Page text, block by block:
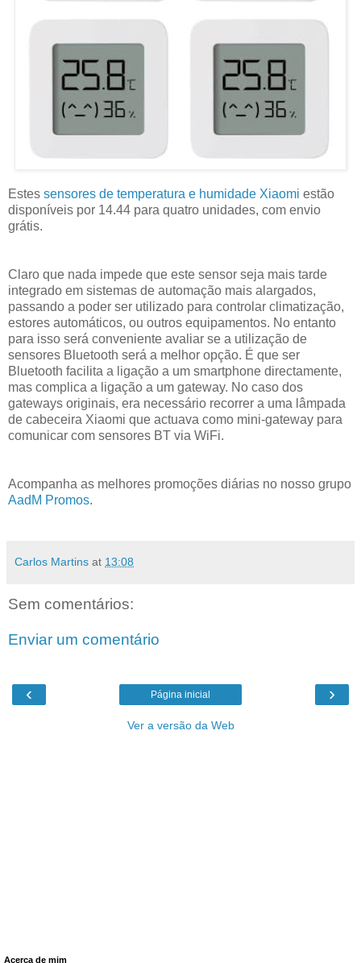
Estes sensores de temperatura e humidade Xiaomi estão
disponíveis por 14.44 para quatro unidades, com envio
grátis.
Claro que nada impede que este sensor seja mais tarde
integrado em sistemas de automação mais alargados,
passando a poder ser utilizado para controlar climatização,
estores automáticos, ou outros equipamentos. No entanto
para isso será conveniente avaliar se a utilização de
sensores Bluetooth será a melhor opção. É que ser
Bluetooth facilita a ligação a um smartphone directamente,
mas complica a ligação a um gateway. No caso dos
gateways originais, era necessário recorrer a uma lâmpada
de cabeceira Xiaomi que actuava como mini-gateway para
comunicar com sensores BT via WiFi.
Acompanha as melhores promoções diárias no nosso grupo
AadM Promos.
Carlos Martins at 13:08
Sem comentários:
Enviar um comentário
‹ ›
Página inicial
Ver a versão da Web
Acerca de mim